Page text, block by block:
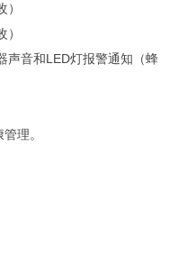
声音和LED灯报警通知（蜂
理。